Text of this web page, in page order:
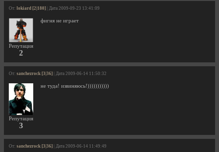
От: lokiard [2|180] | Дата 2009-09-23 13:41:09
Репутация
2
фигня не играет
От: sanchezrock [3|36] | Дата 2009-06-14 11:50:32
Репутация
3
не туда! извиняюсь!)))))))))))
От: sanchezrock [3|36] | Дата 2009-06-14 11:49:49